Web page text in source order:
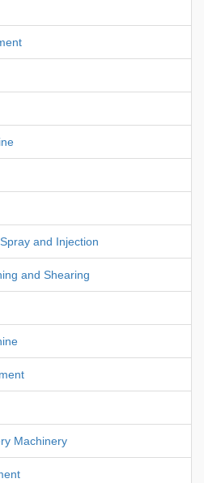
and Injection
and Shearing
Machinery